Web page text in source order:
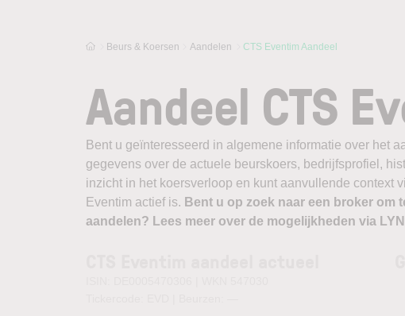
Beurs & Koersen Aandelen CTS Eventim Aandeel
Aandeel CTS
Bent u geïnteresseerd in algemene informatie over het
gegevens over de actuele beurskoers, bedrijfsprofiel,
inzicht in het koersverloop en kunt aanvullende context
Eventim actief is. Bent u op zoek naar een broker om
aandelen? Lees meer over de mogelijkheden via